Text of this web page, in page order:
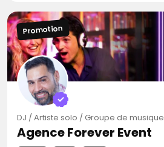
Promotion
DJ / Artiste solo / Groupe de musique
Agence Forever Event